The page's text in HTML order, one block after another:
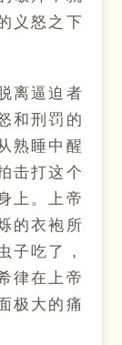
义怒之下
离逼迫者
和刑罚的
熟睡中醒
击打这个
上。上帝
的衣袍所
子吃了，
律在上帝
极大的痛